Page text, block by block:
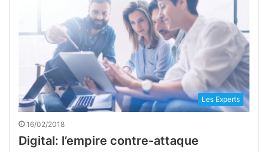
Les Experts
16/02/2018
Digital: l’empire contre-attaque